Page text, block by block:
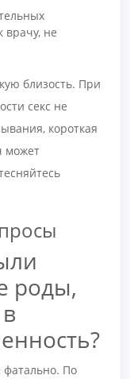
врачу, не
близость. При
секс не
короткая
может
роды,
фатально. По